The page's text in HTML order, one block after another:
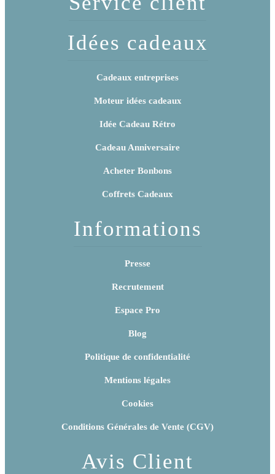
Idées cadeaux
Cadeaux entreprises
Moteur idées cadeaux
Idée Cadeau Rétro
Cadeau Anniversaire
Acheter Bonbons
Coffrets Cadeaux
Informations
Presse
Recrutement
Espace Pro
Blog
Politique de confidentialité
Mentions légales
Cookies
Conditions Générales de Vente (CGV)
Avis Client